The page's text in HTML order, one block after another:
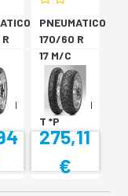
PNEUMATICO
170/60 R
17 M/C
72V
TL????
SCORPION
T *P
275,11
€